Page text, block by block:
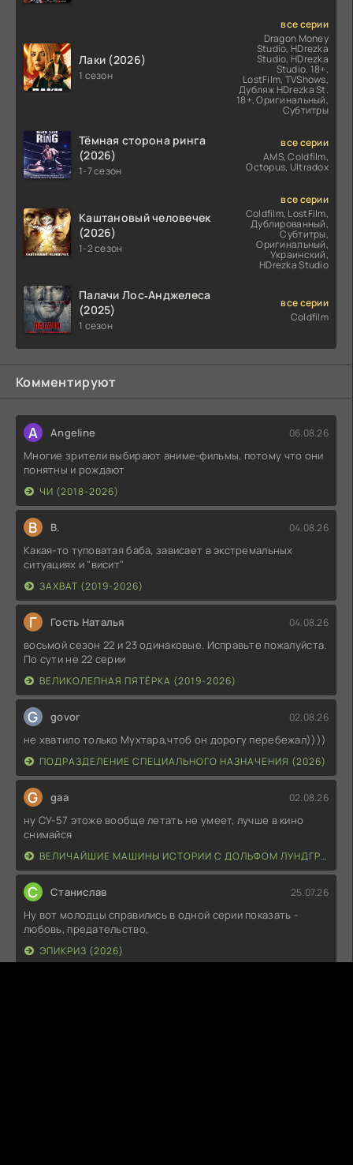
Лаки (2026)
1 сезон
все серии
Dragon Money
Studio, HDrezka
Studio, HDrezka
Studio. 18+,
LostFilm, TVShows,
Дубляж HDrezka St.
18+, Оригинальный,
Субтитры
Тёмная сторона ринга
(2026)
1-7 сезон
все серии
AMS, Coldfilm,
Octopus, Ultradox
Каштановый человечек
(2026)
1-2 сезон
все серии
Coldfilm, LostFilm,
Дублированный,
Субтитры,
Оригинальный,
Украинский,
HDrezka Studio
Палачи Лос‑Анджелеса
(2025)
1 сезон
все серии
Coldfilm
Комментируют
A Angeline 06.08.26
Многие зрители выбирают аниме-фильмы, потому что они
понятны и рождают
ЧИ (2018-2026)
В В. 04.08.26
Какая-то туповатая баба, зависает в экстремальных
ситуациях и "висит"
ЗАХВАТ (2019-2026)
Г Гость Наталья 04.08.26
восьмой сезон 22 и 23 одинаковые. Исправьте пожалуйста.
По сути не 22 серии
ВЕЛИКОЛЕПНАЯ ПЯТЁРКА (2019-2026)
G govor 02.08.26
не хватило только Мухтара,чтоб он дорогу перебежал))))
ПОДРАЗДЕЛЕНИЕ СПЕЦИАЛЬНОГО НАЗНАЧЕНИЯ (2026)
G gaa 02.08.26
ну СУ-57 этоже вообще летать не умеет, лучше в кино
снимайся
ВЕЛИЧАЙШИЕ МАШИНЫ ИСТОРИИ С ДОЛЬФОМ ЛУНДГРЕНОМ (2026)
С Станислав 25.07.26
Ну вот молодцы справились в одной серии показать -
любовь, предательство,
ЭПИКРИЗ (2026)